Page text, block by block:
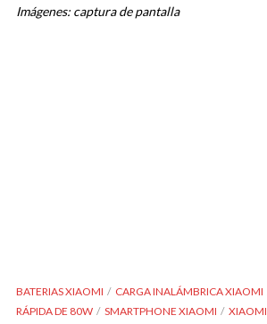
Imágenes: captura de pantalla
BATERIAS XIAOMI CARGA INALÁMBRICA XIAOMI
RÁPIDA DE 80W
SMARTPHONE XIAOMI XIAOMI